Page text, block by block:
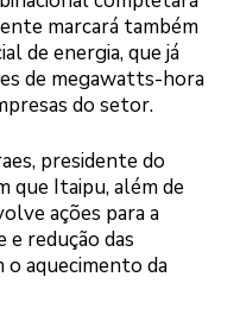
marcará também
de energia, que já
de megawatts-hora
do setor.
presidente do
que Itaipu, além de
ações para a
e redução das
o aquecimento da